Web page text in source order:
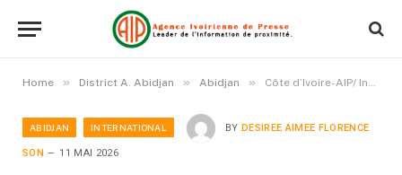
Home » District A. Abidjan » Abidjan » Côte d’Ivoire-AIP/ Inter/ Mali : le gouvernement appelle les médias à faire bloc contre la désinformation et les tentatives de déstabilisation
ABIDJAN INTERNATIONAL BY DESIREE AIMEE FLORENCE
SON 11 MAI 2026